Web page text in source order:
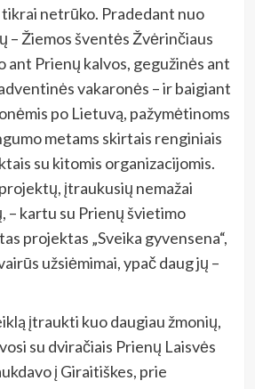
netrūko. Pradedant nuo
– Žiemos šventės Žvėrinčiaus
ant Prienų kalvos, gegužinės ant
vakaronės – ir baigiant
po Lietuvą, pažymėtinoms
metams skirtais renginiais
su kitomis organizacijomis.
įtraukusių nemažai
– kartu su Prienų švietimo
projektas „Sveika gyvensena“,
užsiėmimai, ypač daug jų –
įtraukti kuo daugiau žmonių,
su dviračiais Prienų Laisvės
į Giraitiškes, prie